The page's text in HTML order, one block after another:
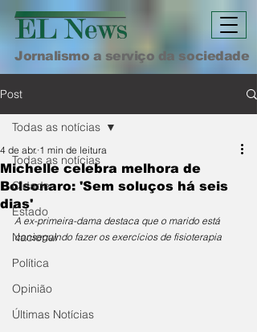
Jornalismo a serviço da sociedade
Post
Todas as notícias
Cidade
Estado
Nacional
Política
Opinião
Últimas Notícias
Todas as notícias
Michelle celebra melhora de
Bolsonaro: 'Sem soluços há seis
dias'
4 de abr. 1 min de leitura
A ex-primeira-dama destaca que o marido está
conseguindo fazer os exercícios de fisioterapia